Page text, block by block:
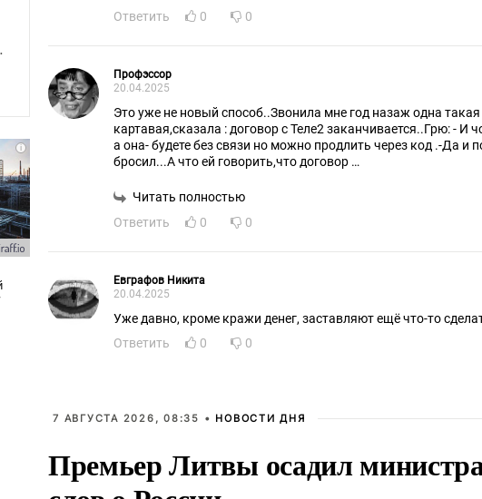
Ответить
0 0
Профэссор
20.04.2025
Это уже не новый способ..Звонила мне год назаж одна такая
картавая,сказала : договор с Теле2 заканчивается..Грю: - И
а она- будете без связи но можно продлить через код .-Да
бросил...А что ей говорить,что договор
Читать полностью
Ответить
0 0
Евграфов Никита
20.04.2025
Уже давно, кроме кражи денег, заставляют ещё что-то
Ответить
0 0
7 АВГУСТА 2026, 08:35 • НОВОСТИ ДНЯ
Премьер Литвы осадил